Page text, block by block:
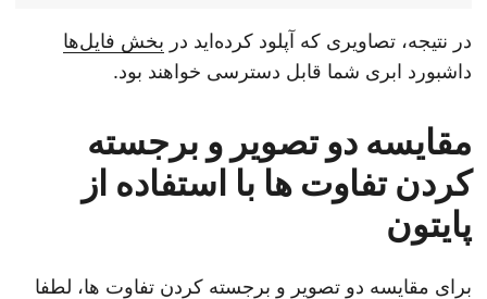
در نتیجه، تصاویری که آپلود کرده‌اید در بخش فایل‌ها
داشبورد ابری شما قابل دسترسی خواهند بود.
مقایسه دو تصویر و برجسته
کردن تفاوت ها با استفاده از
پایتون
برای مقایسه دو تصویر و برجسته کردن تفاوت ها، لطفا